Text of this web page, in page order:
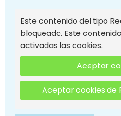
Este contenido del tipo
bloqueado. Este
activadas las cookies.
Aceptar
Aceptar cookies de